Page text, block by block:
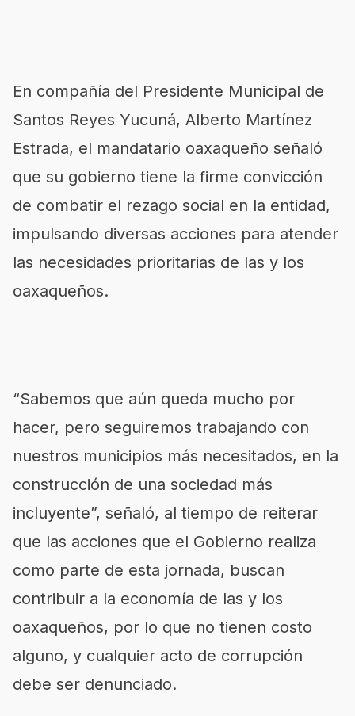
En compañía del Presidente Municipal de
Santos Reyes Yucuná, Alberto Martínez
Estrada, el mandatario oaxaqueño señaló
que su gobierno tiene la firme convicción
de combatir el rezago social en la entidad,
impulsando diversas acciones para atender
las necesidades prioritarias de las y los
oaxaqueños.
“Sabemos que aún queda mucho por
hacer, pero seguiremos trabajando con
nuestros municipios más necesitados, en la
construcción de una sociedad más
incluyente”, señaló, al tiempo de reiterar
que las acciones que el Gobierno realiza
como parte de esta jornada, buscan
contribuir a la economía de las y los
oaxaqueños, por lo que no tienen costo
alguno, y cualquier acto de corrupción
debe ser denunciado.